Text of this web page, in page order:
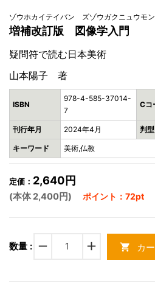
ゾウホカイテイバン ズゾウガクニュウモン
増補改訂版 図像学入門
疑問符で読む日本美術
山本陽子 著
ISBN
978-4-585-37014-
7
Cコ
刊行年月 2024年4月 判
キーワード 美術,仏教
定価： 2,640円
(本体 2,400円) ポイント：72pt
数量 : remove add shopping_cart カ